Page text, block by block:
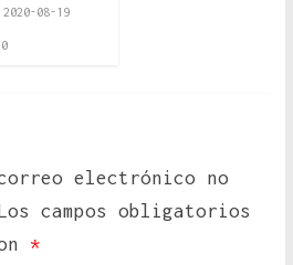
2020-08-19
0
electrónico no
campos obligatorios
*